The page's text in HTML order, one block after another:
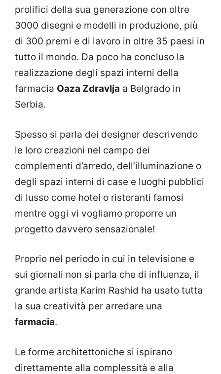
prolifici della sua generazione con oltre
3000 disegni e modelli in produzione, più
di 300 premi e di lavoro in oltre 35 paesi in
tutto il mondo. Da poco ha concluso la
realizzazione degli spazi interni della
farmacia Oaza Zdravlja a Belgrado in
Serbia.
Spesso si parla dei designer descrivendo
le loro creazioni nel campo dei
complementi d’arredo, dell’illuminazione o
degli spazi interni di case e luoghi pubblici
di lusso come hotel o ristoranti famosi
mentre oggi vi vogliamo proporre un
progetto davvero sensazionale!
Proprio nel periodo in cui in televisione e
sui giornali non si parla che di influenza, il
grande artista Karim Rashid ha usato tutta
la sua creatività per arredare una
farmacia.
Le forme architettoniche si ispirano
direttamente alla complessità e alla